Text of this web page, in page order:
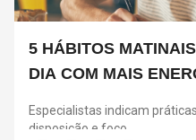
5 HÁBITOS
DIA COM MAIS
Especialistas indicam
disposição e foco